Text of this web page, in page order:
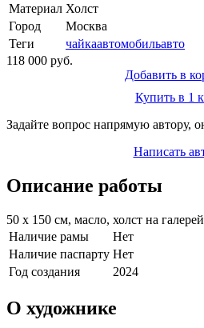
Материал Холст
Город
Москва
Теги
чайкаавтомобильавто
118 000 руб.
Добавить в
Купить в 1
Задайте вопрос напрямую автору,
Написать
Описание работы
50 х 150 см, масло, холст на
Наличие рамы
Нет
Наличие паспарту Нет
Год создания
2024
О художнике